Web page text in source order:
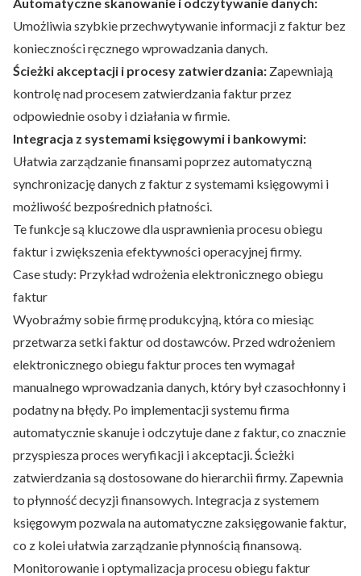
Umożliwia szybkie przechwytywanie informacji z faktur bez
konieczności ręcznego wprowadzania danych.
Ścieżki akceptacji i procesy zatwierdzania: Zapewniają
kontrolę nad procesem zatwierdzania faktur przez
odpowiednie osoby i działania w firmie.
Integracja z systemami księgowymi i bankowymi:
Ułatwia zarządzanie finansami poprzez automatyczną
synchronizację danych z faktur z systemami księgowymi i
możliwość bezpośrednich płatności.
Te funkcje są kluczowe dla usprawnienia procesu obiegu
faktur i zwiększenia efektywności operacyjnej firmy.
Case study: Przykład wdrożenia elektronicznego obiegu
faktur
Wyobraźmy sobie firmę produkcyjną, która co miesiąc
przetwarza setki faktur od dostawców. Przed wdrożeniem
elektronicznego obiegu faktur proces ten wymagał
manualnego wprowadzania danych, który był czasochłonny i
podatny na błędy. Po implementacji systemu firma
automatycznie skanuje i odczytuje dane z faktur, co znacznie
przyspiesza proces weryfikacji i akceptacji. Ścieżki
zatwierdzania są dostosowane do hierarchii firmy. Zapewnia
to płynność decyzji finansowych. Integracja z systemem
księgowym pozwala na automatyczne zaksięgowanie faktur,
co z kolei ułatwia zarządzanie płynnością finansową.
Monitorowanie i optymalizacja procesu obiegu faktur